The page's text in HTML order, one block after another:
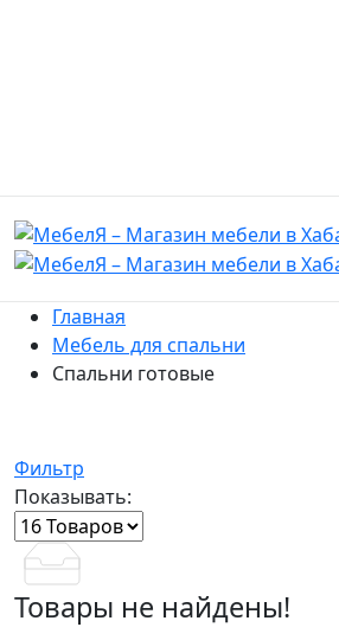
Главная
Мебель для спальни
Спальни готовые
Фильтр
Показывать:
Товары не найдены!